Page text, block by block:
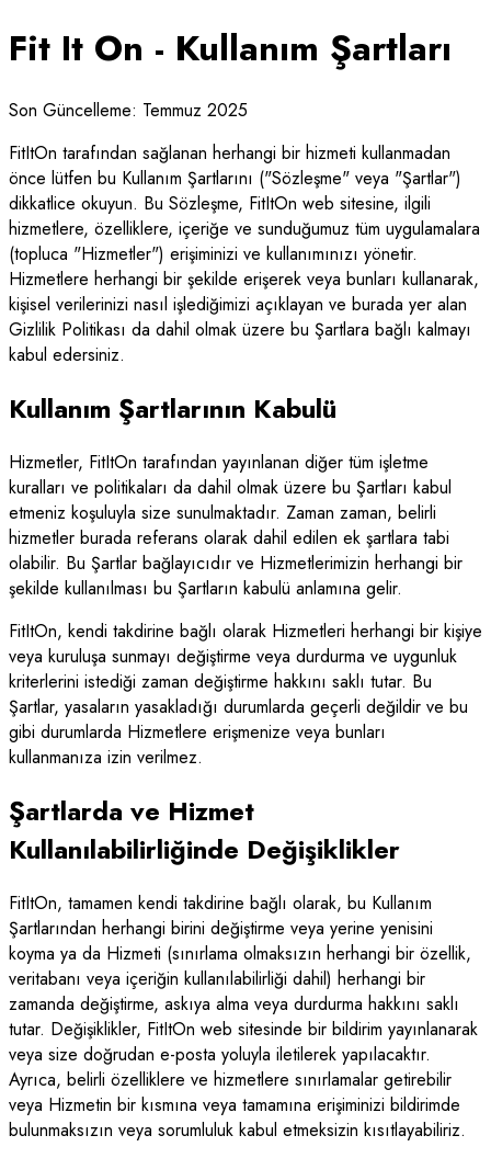
Fit It On - Kullanım Şartları
Son Güncelleme: Temmuz 2025
FitItOn tarafından sağlanan herhangi bir hizmeti kullanmadan
önce lütfen bu Kullanım Şartlarını ("Sözleşme" veya "Şartlar")
dikkatlice okuyun. Bu Sözleşme, FitItOn web sitesine, ilgili
hizmetlere, özelliklere, içeriğe ve sunduğumuz tüm uygulamalara
(topluca "Hizmetler") erişiminizi ve kullanımınızı yönetir.
Hizmetlere herhangi bir şekilde erişerek veya bunları kullanarak,
kişisel verilerinizi nasıl işlediğimizi açıklayan ve burada yer alan
Gizlilik Politikası da dahil olmak üzere bu Şartlara bağlı kalmayı
kabul edersiniz.
Kullanım Şartlarının Kabulü
Hizmetler, FitItOn tarafından yayınlanan diğer tüm işletme
kuralları ve politikaları da dahil olmak üzere bu Şartları kabul
etmeniz koşuluyla size sunulmaktadır. Zaman zaman, belirli
hizmetler burada referans olarak dahil edilen ek şartlara tabi
olabilir. Bu Şartlar bağlayıcıdır ve Hizmetlerimizin herhangi bir
şekilde kullanılması bu Şartların kabulü anlamına gelir.
FitItOn, kendi takdirine bağlı olarak Hizmetleri herhangi bir kişiye
veya kuruluşa sunmayı değiştirme veya durdurma ve uygunluk
kriterlerini istediği zaman değiştirme hakkını saklı tutar. Bu
Şartlar, yasaların yasakladığı durumlarda geçerli değildir ve bu
gibi durumlarda Hizmetlere erişmenize veya bunları
kullanmanıza izin verilmez.
Şartlarda ve Hizmet
Kullanılabilirliğinde Değişiklikler
FitItOn, tamamen kendi takdirine bağlı olarak, bu Kullanım
Şartlarından herhangi birini değiştirme veya yerine yenisini
koyma ya da Hizmeti (sınırlama olmaksızın herhangi bir özellik,
veritabanı veya içeriğin kullanılabilirliği dahil) herhangi bir
zamanda değiştirme, askıya alma veya durdurma hakkını saklı
tutar. Değişiklikler, FitItOn web sitesinde bir bildirim yayınlanarak
veya size doğrudan e-posta yoluyla iletilerek yapılacaktır.
Ayrıca, belirli özelliklere ve hizmetlere sınırlamalar getirebilir
veya Hizmetin bir kısmına veya tamamına erişiminizi bildirimde
bulunmaksızın veya sorumluluk kabul etmeksizin kısıtlayabiliriz.